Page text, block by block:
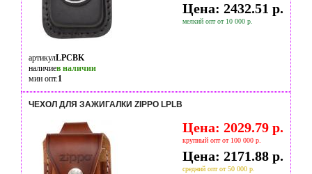
Цена: 2432.51 р.
мелкий опт от 10 000 р.
артикулLPCBK
наличиев наличии
мин опт.1
ЧЕХОЛ ДЛЯ ЗАЖИГАЛКИ ZIPPO LPLB
Цена: 2029.79 р.
крупный опт от 100 000 р.
Цена: 2171.88 р.
средний опт от 50 000 р.